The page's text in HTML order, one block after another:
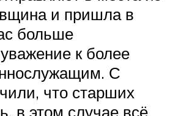
и пришла в
больше
к более
С
что старших
в этом случае всё